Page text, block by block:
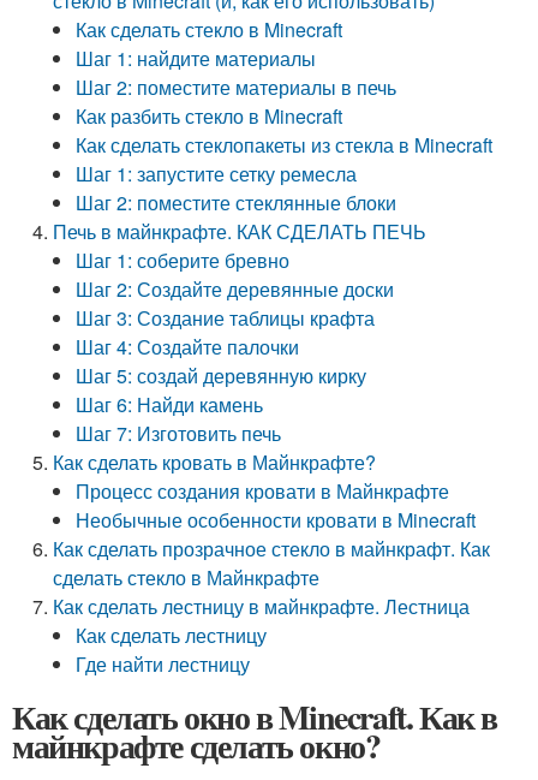
Как сделать стекло в Minecraft
Шаг 1: найдите материалы
Шаг 2: поместите материалы в печь
Как разбить стекло в Minecraft
Как сделать стеклопакеты из стекла в Minecraft
Шаг 1: запустите сетку ремесла
Шаг 2: поместите стеклянные блоки
Печь в майнкрафте. КАК СДЕЛАТЬ ПЕЧЬ
Шаг 1: соберите бревно
Шаг 2: Создайте деревянные доски
Шаг 3: Создание таблицы крафта
Шаг 4: Создайте палочки
Шаг 5: создай деревянную кирку
Шаг 6: Найди камень
Шаг 7: Изготовить печь
Как сделать кровать в Майнкрафте?
Процесс создания кровати в Майнкрафте
Необычные особенности кровати в Minecraft
Как сделать прозрачное стекло в майнкрафт. Как
сделать стекло в Майнкрафте
Как сделать лестницу в майнкрафте. Лестница
Как сделать лестницу
Где найти лестницу
Как сделать окно в Minecraft. Как в
майнкрафте сделать окно?